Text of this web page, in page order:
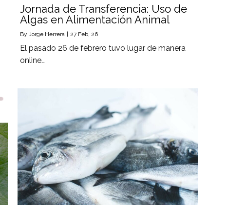
Jornada de Transferencia: Uso de
Algas en Alimentación Animal
By Jorge Herrera 27 Feb, 26
El pasado 26 de febrero tuvo lugar de manera
online…